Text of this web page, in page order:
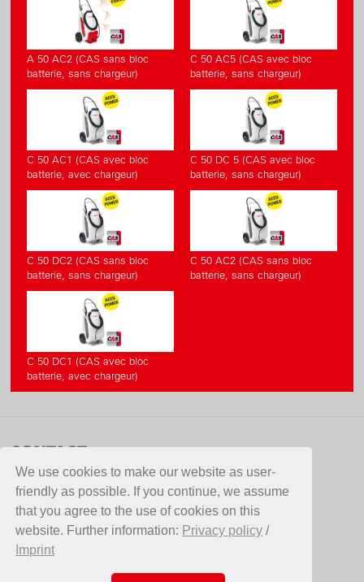
We use cookies to make our website as user-
friendly as possible. If you continue, we assume
that you agree to the use of cookies on this
website. Further information: Privacy policy /
Imprint
A 50 AC2 (CAS sans bloc
batterie, sans chargeur)
C 50 AC5 (CAS avec bloc
batterie, sans chargeur)
C 50 AC1 (CAS avec bloc
batterie, avec chargeur)
C 50 DC 5 (CAS avec bloc
batterie, sans chargeur)
C 50 DC2 (CAS sans bloc
batterie, sans chargeur)
C 50 AC2 (CAS sans bloc
batterie, sans chargeur)
C 50 DC1 (CAS avec bloc
batterie, avec chargeur)
CONTACT
De Ceuster Meststoffen NV (DCM)
Bannerlaan 79
2280 Grobbendonk
Belgium